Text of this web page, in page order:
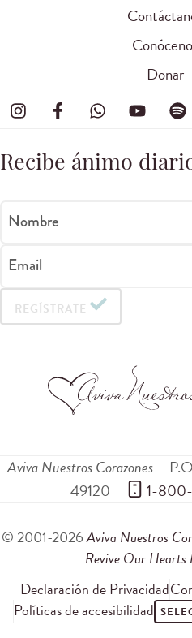
Donar
Recibe ánimo
Nombre
Email
REGÍSTRATE
Aviva Nuestros Corazones
49120
1-
© 2001-2026Aviva Nuestros
Revive Our Hearts
Declaración de Privacidad
Políticas de accesibilidad